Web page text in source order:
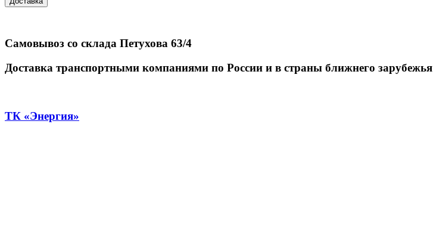
Самовывоз со склада Петухова 63/4
Доставка транспортными компаниями по России и в страны ближнего зарубежья
ТК «Энергия»